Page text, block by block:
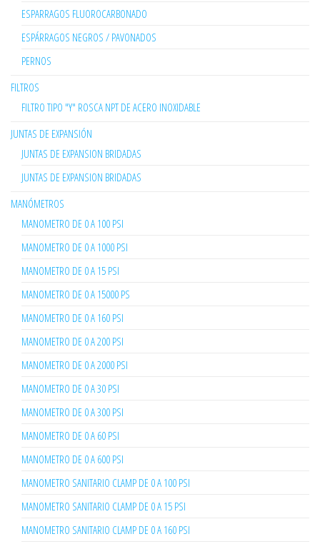
ESPARRAGOS FLUOROCARBONADO
ESPÁRRAGOS NEGROS / PAVONADOS
PERNOS
FILTROS
FILTRO TIPO "Y" ROSCA NPT DE ACERO INOXIDABLE
JUNTAS DE EXPANSIÓN
JUNTAS DE EXPANSION BRIDADAS
JUNTAS DE EXPANSION BRIDADAS
MANÓMETROS
MANOMETRO DE 0 A 100 PSI
MANOMETRO DE 0 A 1000 PSI
MANOMETRO DE 0 A 15 PSI
MANOMETRO DE 0 A 15000 PS
MANOMETRO DE 0 A 160 PSI
MANOMETRO DE 0 A 200 PSI
MANOMETRO DE 0 A 2000 PSI
MANOMETRO DE 0 A 30 PSI
MANOMETRO DE 0 A 300 PSI
MANOMETRO DE 0 A 60 PSI
MANOMETRO DE 0 A 600 PSI
MANOMETRO SANITARIO CLAMP DE 0 A 100 PSI
MANOMETRO SANITARIO CLAMP DE 0 A 15 PSI
MANOMETRO SANITARIO CLAMP DE 0 A 160 PSI